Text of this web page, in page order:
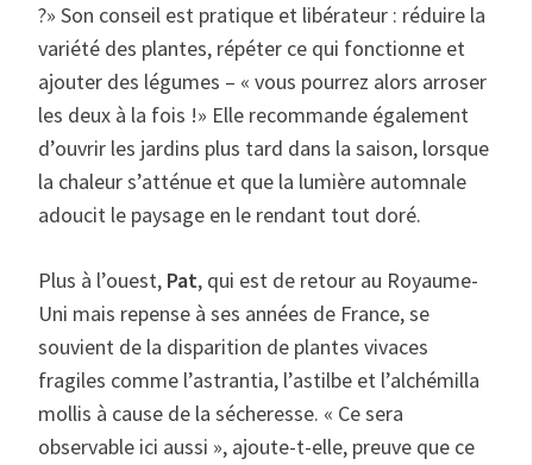
?» Son conseil est pratique et libérateur : réduire la
variété des plantes, répéter ce qui fonctionne et
ajouter des légumes – « vous pourrez alors arroser
les deux à la fois !» Elle recommande également
d’ouvrir les jardins plus tard dans la saison, lorsque
la chaleur s’atténue et que la lumière automnale
adoucit le paysage en le rendant tout doré.
Plus à l’ouest, Pat, qui est de retour au Royaume-
Uni mais repense à ses années de France, se
souvient de la disparition de plantes vivaces
fragiles comme l’astrantia, l’astilbe et l’alchémilla
mollis à cause de la sécheresse. « Ce sera
observable ici aussi », ajoute-t-elle, preuve que ce